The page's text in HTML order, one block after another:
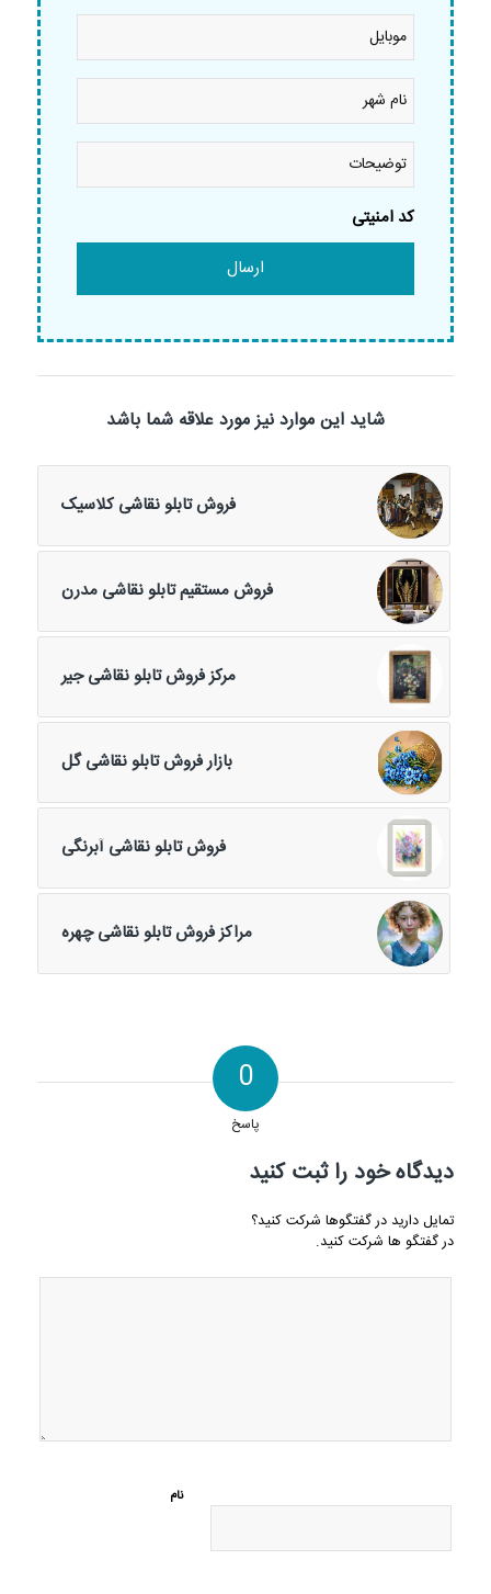
خانوادگی
موبایل
نام
شهر *
توضیحات
کد امنیتی
شاید این موارد نیز مورد علاقه شما باشد
فروش تابلو نقاشی کلاسیک
فروش مستقیم تابلو نقاشی مدرن
مرکز فروش تابلو نقاشی جیر
بازار فروش تابلو نقاشی گل
فروش تابلو نقاشی آبرنگی
مراکز فروش تابلو نقاشی چهره
0
پاسخ
دیدگاه خود را ثبت کنید
تمایل دارید در گفتگوها شرکت کنید؟
در گفتگو ها شرکت کنید.
نام